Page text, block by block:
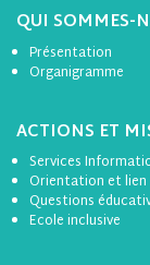
QUI SOMMES-
Présentation
Organigramme
ACTIONS ET
Services
Orientation et lien
Questions
Ecole inclusive